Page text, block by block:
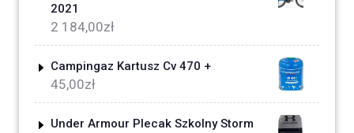
2021
2 184,00zł
Campingaz Kartusz Cv 470 +
45,00zł
Under Armour Plecak Szkolny Storm